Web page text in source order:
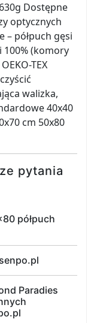
Dostępne
optycznych
– półpuch gęsi
100% (komory
TEX
walizka,
40x40
cm 50x80
pytania
półpuch
Paradies